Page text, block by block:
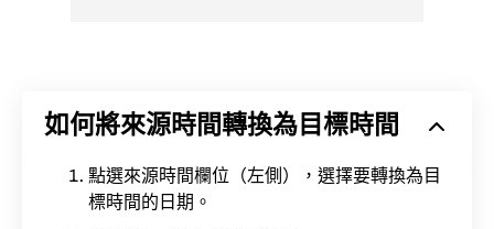
如何將來源時間轉換為目標時間
點選來源時間欄位（左側），選擇要轉換為目
標時間的日期。